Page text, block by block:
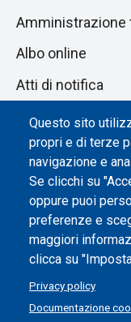
Questo sito
propri e di terze
navigazione e
Se clicchi su
oppure puoi
preferenze e
maggiori
clicca su
Privacy policy
Documentazione
Amministrazione
Albo online
Atti di notifica
Dichiarazione di
Impostazione